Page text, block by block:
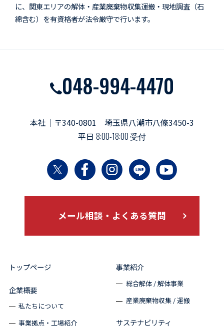
に、関東エリアの解体・産業廃棄物収集運搬・現地調査（石
綿含む）を有資格者が法令厳守で行います。
048-994-4470
本社｜〒340-0801 埼玉県八潮市八條3450-3
平日 8:00-18:00 受付
メール相談・よくある質問
トップページ
企業概要
私たちについて
事業拠点・工場紹介
事業紹介
総合解体 / 解体事業
産業廃棄物収集 / 運搬
サステナビリティ